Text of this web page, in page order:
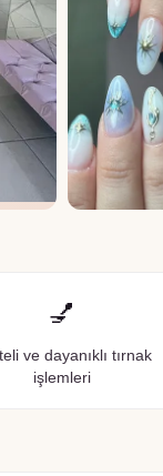
💅
ve dayanıklı tırnak
işlemleri